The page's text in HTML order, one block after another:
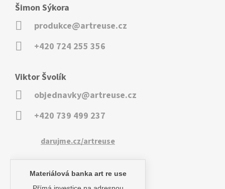
Šimon Sýkora
produkce@artreuse.cz
+420 724 255 356
Viktor Švolík
objednavky@artreuse.cz
+420 739 499 237
darujme.cz/artreuse